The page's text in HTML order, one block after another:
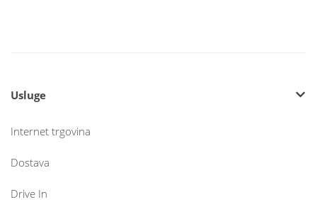
Usluge
Internet trgovina
Dostava
Drive In